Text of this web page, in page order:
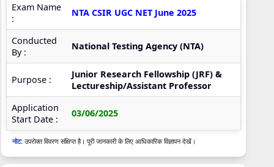
Exam Name
:
NTA CSIR UGC NET June 2025
Conducted
By :
National Testing Agency (NTA)
Purpose :
Junior Research Fellowship (JRF) &
Lectureship/Assistant Professor
Application
Start Date :
03/06/2025
नोट:उपरोक्त विवरण संक्षिप्त है। पूरी जानकारी के लिए आधिकारिक विज्ञापन देखें।